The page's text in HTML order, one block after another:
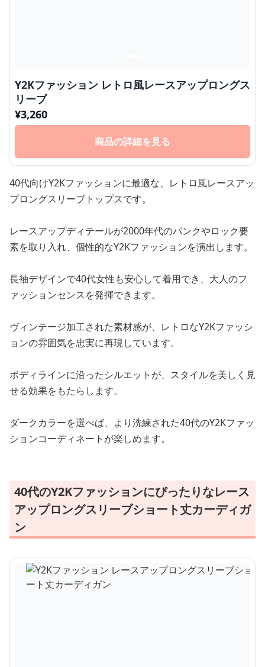
Y2Kファッション レトロ風レースアップロングス
リーブ
¥3,260
商品の詳細を見る
40代向けY2Kファッションに最適な、レトロ風レースアッ
プロングスリーブトップスです。
レースアップディテールが2000年代のパンクやロック要
素を取り入れ、個性的なY2Kファッションを演出します。
長袖デザインで40代女性も安心して着用でき、大人のフ
ァッションセンスを発揮できます。
ヴィンテージ加工された素材感が、レトロなY2Kファッシ
ョンの雰囲気を忠実に再現しています。
ボディラインに沿ったシルエットが、スタイルを美しく見
せる効果をもたらします。
ダークカラーを選べば、より洗練された40代のY2Kファッ
ションコーディネートが楽しめます。
40代のY2Kファッションにぴったりなレース
アップロングスリーブショート丈カーディガ
ン